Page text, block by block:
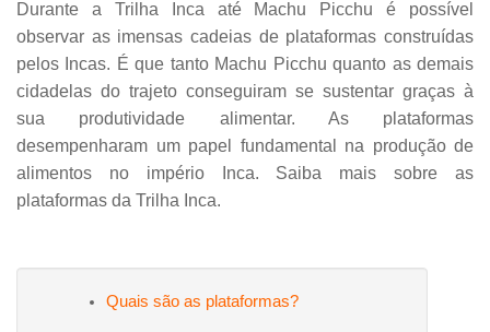
Durante a Trilha Inca até Machu Picchu é possível
observar as imensas cadeias de plataformas construídas
pelos Incas. É que tanto Machu Picchu quanto as demais
cidadelas do trajeto conseguiram se sustentar graças à
sua produtividade alimentar. As plataformas
desempenharam um papel fundamental na produção de
alimentos no império Inca. Saiba mais sobre as
plataformas da Trilha Inca.
Quais são as plataformas?